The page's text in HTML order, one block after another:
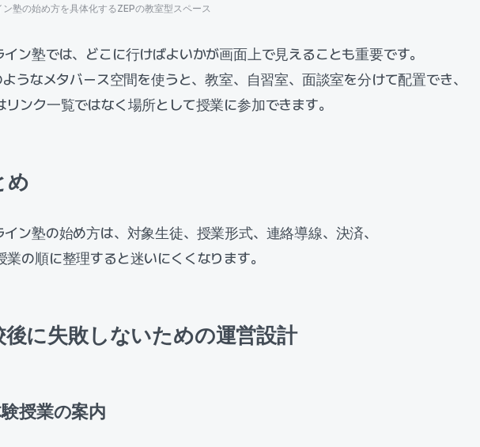
ン塾の始め方を具体化するZEPの教室型スペース
イン塾では、どこに行けばよいかが画面上で見えることも重要です。
ようなメタバース空間を使うと、教室、自習室、面談室を分けて配置でき、
リンク一覧ではなく場所として授業に参加できます。
め
イン塾の始め方は、対象生徒、授業形式、連絡導線、決済、
業の順に整理すると迷いにくくなります。
後に失敗しないための運営設計
授業の案内